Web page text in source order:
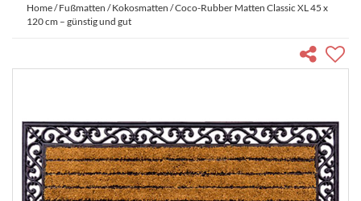
Home/Fußmatten /Kokosmatten / Coco-Rubber Matten Classic XL 45 x
120 cm – günstig und gut